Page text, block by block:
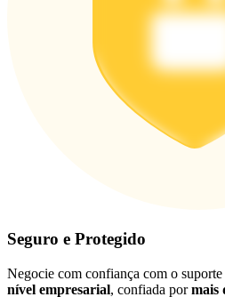
Seguro e Protegido
Negocie com confiança com o suporte
nível empresarial, confiada pormais